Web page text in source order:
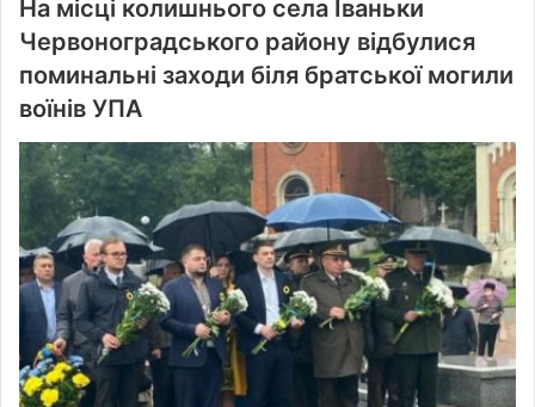
На місці колишнього села Іваньки
Червоноградського району відбулися
поминальні заходи біля братської могили
воїнів УПА